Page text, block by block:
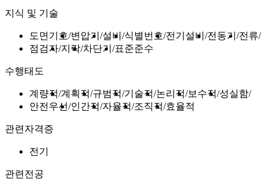
지식 및 기술
도면기호 변압기 설비 식별번호 전기설비 전동기
전류
점검자 지락 차단기 표준준수
수행태도
계량적 계획적 규범적 기술적 논리적 보수적 성실함
안전우선 인간적 자율적 조직적 효율적
관련자격증
전기
관련전공